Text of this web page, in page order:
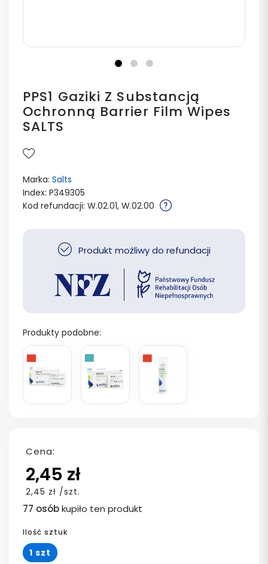
PPS1 Gaziki Z Substancją
Ochronną Barrier Film Wipes
SALTS
Marka: Salts
Index: P349305
Kod refundacji: W.02.01, W.02.00
Produkt możliwy do refundacji
Produkty podobne:
Cena:
2,45 zł
2,45 zł /szt.
77 osóbkupiło ten produkt
Ilość sztuk
1 szt